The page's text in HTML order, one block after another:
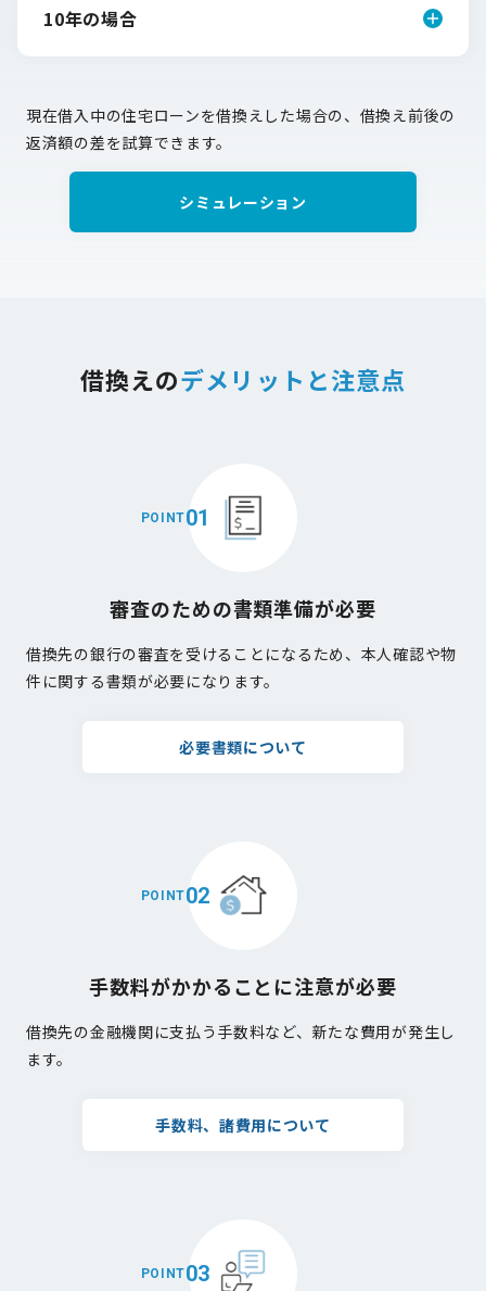
10年の場合
現在借入中の住宅ローンを借換えした場合の、借換え前後の
返済額の差を試算できます。
シミュレーション
借換えのデメリットと注意点
POINT01
審査のための書類準備が必要
借換先の銀行の審査を受けることになるため、本人確認や物
件に関する書類が必要になります。
必要書類について
POINT02
手数料がかかることに注意が必要
借換先の金融機関に支払う手数料など、新たな費用が発生し
ます。
手数料、諸費用について
POINT03